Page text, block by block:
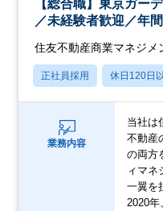
【総合職】東京ガー
／未経験者歓迎／年
住友不動産商業マネジメ
正社員採用 休日120日
業務内容
当社は
不動産
の両⽅
ィマネ
⼀翼を
2020年